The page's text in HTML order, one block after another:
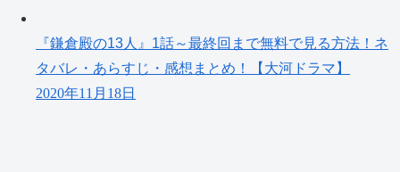
『鎌倉殿の13人』1話～最終回まで無料で見る方法！ネ
タバレ・あらすじ・感想まとめ！【大河ドラマ】
2020年11月18日